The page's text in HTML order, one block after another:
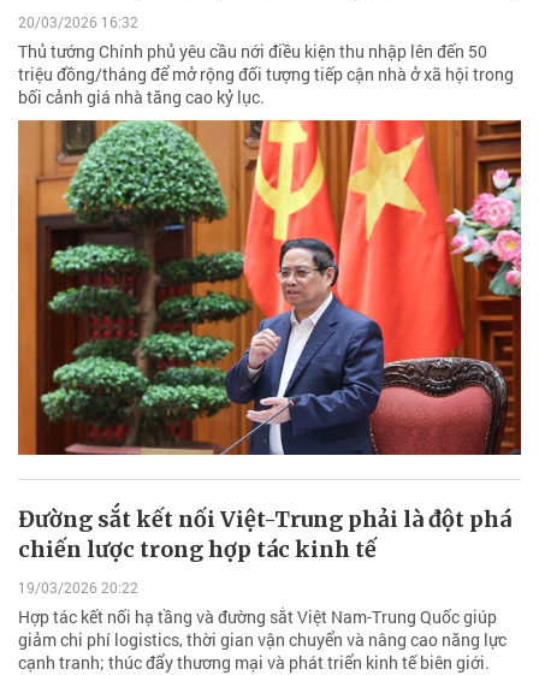
20/03/2026 16:32
Thủ tướng Chính phủ yêu cầu nới điều kiện thu nhập lên đến 50
triệu đồng/tháng để mở rộng đối tượng tiếp cận nhà ở xã hội trong
bối cảnh giá nhà tăng cao kỷ lục.
Đường sắt kết nối Việt-Trung phải là đột phá
chiến lược trong hợp tác kinh tế
19/03/2026 20:22
Hợp tác kết nối hạ tầng và đường sắt Việt Nam-Trung Quốc giúp
giảm chi phí logistics, thời gian vận chuyển và nâng cao năng lực
cạnh tranh; thúc đẩy thương mại và phát triển kinh tế biên giới.